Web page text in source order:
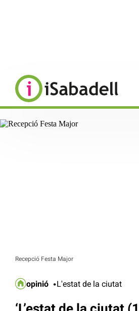
Recepció Festa Major
opinió L'estat de la ciutat